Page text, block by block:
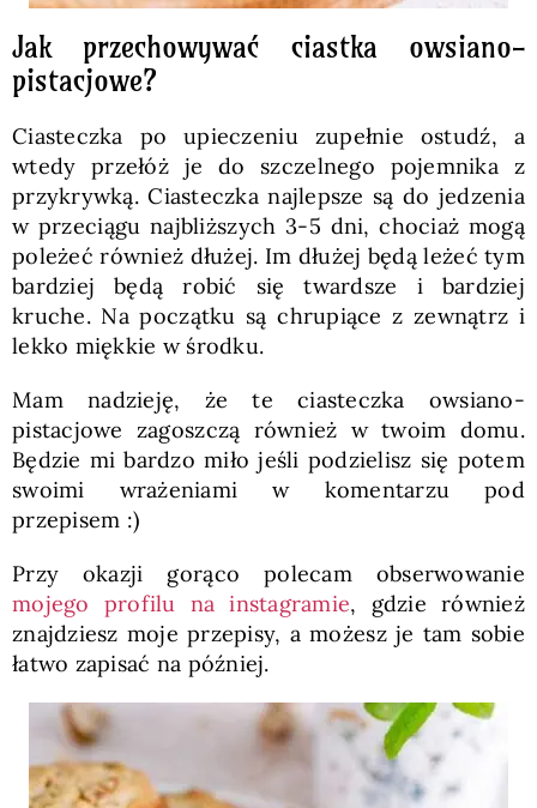
Jak przechowywać ciastka owsiano-
pistacjowe?
Ciasteczka po upieczeniu zupełnie ostudź, a
wtedy przełóż je do szczelnego pojemnika z
przykrywką. Ciasteczka najlepsze są do jedzenia
w przeciągu najbliższych 3-5 dni, chociaż mogą
poleżeć również dłużej. Im dłużej będą leżeć tym
bardziej będą robić się twardsze i bardziej
kruche. Na początku są chrupiące z zewnątrz i
lekko miękkie w środku.
Mam nadzieję, że te ciasteczka owsiano-
pistacjowe zagoszczą również w twoim domu.
Będzie mi bardzo miło jeśli podzielisz się potem
swoimi wrażeniami w komentarzu pod
przepisem :)
Przy okazji gorąco polecam obserwowanie
mojego profilu na instagramie, gdzie również
znajdziesz moje przepisy, a możesz je tam sobie
łatwo zapisać na później.